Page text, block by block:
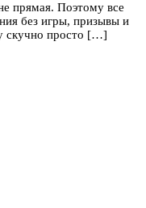
прямая. Поэтому все
без игры, призывы и
скучно просто […]